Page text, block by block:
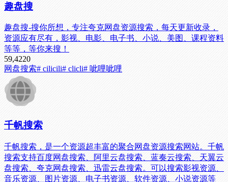
趣盘搜
趣盘搜-搜你所想，专注夸克网盘资源搜索，每天更新收录，
资源应有尽有，影视、电影、电子书、小说、美图、课程资料
等等，等你来搜！
59,4220
网盘搜索# cilicili# clicli# 呲哩呲哩
千帆搜索
千帆搜索，是一个资源超丰富的聚合网盘资源搜索网站。千帆
搜索支持百度网盘搜索、阿里云盘搜索、蓝奏云搜索、天翼云
盘搜索、夸克网盘搜索、迅雷云盘搜索。可以搜索影视资源、
音乐资源、图片资源、电子书资源、软件资源、小说资源等